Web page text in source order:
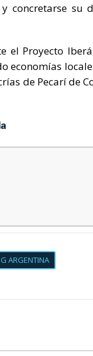
concretarse su
el Proyecto
economías
de Pecarí
ARGENTINA